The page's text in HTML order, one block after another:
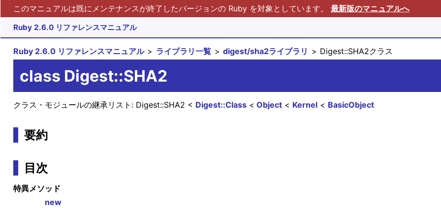
このマニュアルは既にメンテナンスが終了したバージョンの Ruby を対象としています。 最新版のマニュアルへ
Ruby 2.6.0 リファレンスマニュアル
Ruby 2.6.0 リファレンスマニュアル ライブラリ一覧 digest/sha2ライブラリ Digest::SHA2クラス
class Digest::SHA2
クラス・モジュールの継承リスト: BasicObject
Kernel
Object
Digest::Class
Digest::SHA2
要約
目次
特異メソッド
new